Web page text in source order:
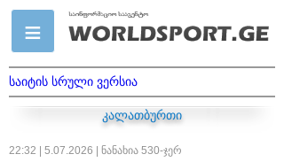
საიტის სრული ვერსია
კალათბურთი
22:32 | 5.07.2026 | ნანახია 530-ჯერ